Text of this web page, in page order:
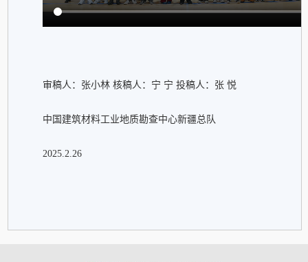
审稿人：张小林 核稿人：宁 宁 投稿人：张 悦
中国建筑材料工业地质勘查中心新疆总队
2025.2.26